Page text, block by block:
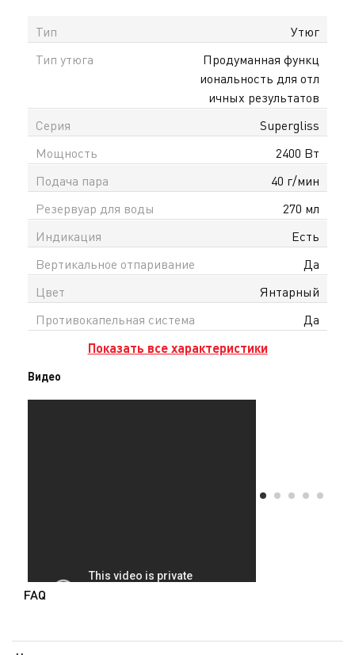
Тип
Утюг
Тип утюга
Продуманная функц
иональность для отл
ичных результатов
Серия
Supergliss
Мощность
2400 Вт
Подача пара
40 г/мин
Резервуар для воды
270 мл
Индикация
Есть
Вертикальное отпаривание
Да
Цвет
Янтарный
Противокапельная система
Да
Показать все характеристики
Видео
FAQ